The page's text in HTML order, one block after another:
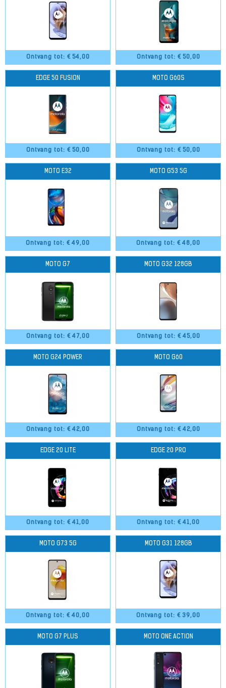
Ontvang tot: € 54,00 Ontvang tot: € 50,00
Ontvang tot: € 50,00
EDGE 50 FUSION
Ontvang tot: € 50,00
MOTO G60S
Ontvang tot: € 49,00
MOTO E32
Ontvang tot: € 48,00
MOTO G53 5G
Ontvang tot: € 47,00
MOTO G7
Ontvang tot: € 45,00
MOTO G32 128GB
Ontvang tot: € 42,00
MOTO G24 POWER
Ontvang tot: € 42,00
MOTO G60
Ontvang tot: € 41,00
EDGE 20 LITE
Ontvang tot: € 41,00
EDGE 20 PRO
Ontvang tot: € 40,00
MOTO G73 5G
Ontvang tot: € 39,00
MOTO G31 128GB
MOTO G7 PLUS MOTO ONE ACTION